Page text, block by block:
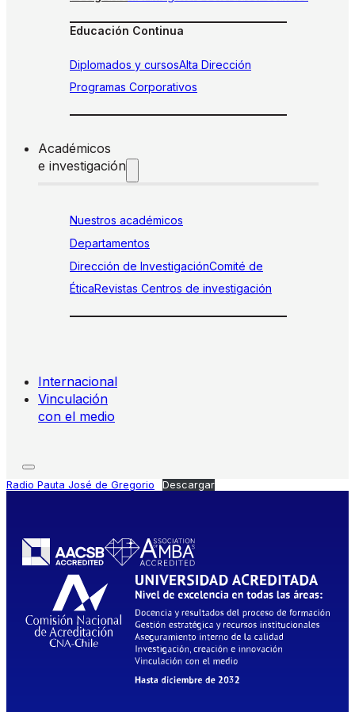
Educación Continua
Diplomados y cursosAlta Dirección
Programas Corporativos
Académicos
e investigación
Nuestros académicos
Departamentos
Dirección de InvestigaciónComité de
ÉticaRevistas Centros de investigación
Internacional
Vinculación
con el medio
Radio Pauta José de Gregorio Descargar